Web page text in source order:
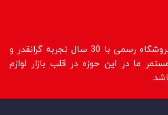
فروشگاه lent.ir اولین فروشگاه رسمی با 30 سال تجربه گرانقدر و
ما در این حوزه در قلب بازار لوازم